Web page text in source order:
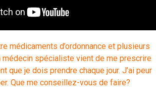
médicaments d’ordonnance et plusieurs
médecin spécialiste vient de me prescrire
que je dois prendre chaque jour. J’ai peur
Que me conseillez-vous de faire?